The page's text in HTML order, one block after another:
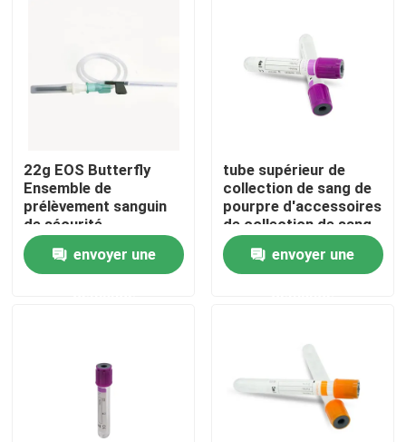
Visite d'usine
Contact
Demande de soumission
Bouchon en caoutchouc médical
Plongeur en caoutchouc de seringue
22g EOS Butterfly
Ensemble de
prélèvement sanguin
de sécurité
Adaptateur Luer
envoyer une
tube supérieur de
collection de sang de
pourpre d'accessoires
de collection de sang
de d'EDTA de 16mm
envoyer une